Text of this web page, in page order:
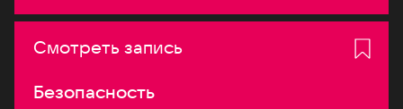
Смотреть запись
Безопасность